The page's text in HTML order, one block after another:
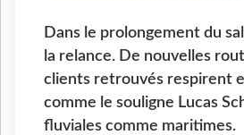
Dans le prolongement du
la relance. De nouvelles
clients retrouvés respirent
comme le souligne Lucas
fluviales comme maritimes.